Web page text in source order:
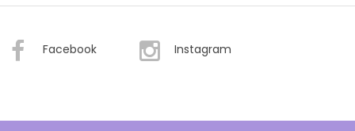
Facebook Instagram